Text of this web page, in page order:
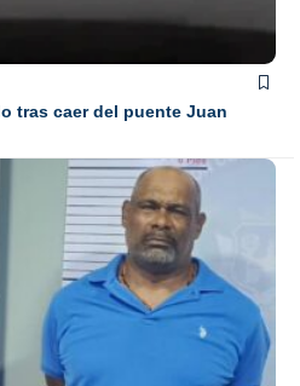
tras caer del puente Juan